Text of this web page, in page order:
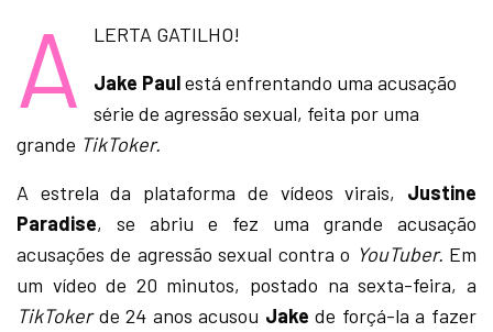
A
LERTA GATILHO!
Jake Paulestá enfrentando uma acusação
série de agressão sexual, feita por uma
grande TikToker.
A estrela da plataforma de vídeos virais, Justine
Paradise, se abriu e fez uma grande acusação
acusações de agressão sexual contra o YouTuber. Em
um vídeo de 20 minutos, postado na sexta-feira, a
TikTokerde 24 anos acusou Jake de forçá-la a fazer